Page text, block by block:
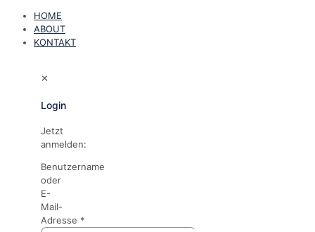
HOME
ABOUT
KONTAKT
✕
Login
Jetzt
anmelden:
Benutzername
oder
E-
Mail-
Adresse *